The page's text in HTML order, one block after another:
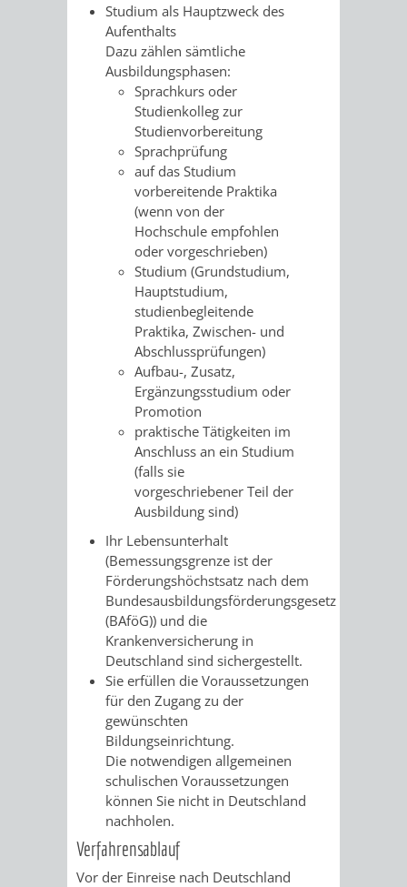
AMTLICHE
BEKANNTMACHUNGEN
WAHLEN
/
ABSTIMMUNGEN
KOMMUNALE
STEUERN
2022
STADTWEGWEISER
ÄMTER
&
BEHÖRDEN
EINRICHTUNGEN
IN
DER
STADT
VERKEHR
VERKEHRSINFORMATIONEN
BAHNVERKEHR
BUSVERKEHRRUFTAXI
Studium als Hauptzweck des
Aufenthalts
Dazu zählen sämtliche
Ausbildungsphasen:
Sprachkurs oder
Studienkolleg zur
Studienvorbereitung
Sprachprüfung
auf das Studium
vorbereitende Praktika
(wenn von der
Hochschule empfohlen
oder vorgeschrieben)
Studium (Grundstudium,
Hauptstudium,
studienbegleitende
Praktika, Zwischen- und
Abschlussprüfungen)
Aufbau-, Zusatz,
Ergänzungsstudium oder
Promotion
praktische Tätigkeiten im
Anschluss an ein Studium
(falls sie
vorgeschriebener Teil der
Ausbildung sind)
Ihr Lebensunterhalt
(Bemessungsgrenze ist der
Förderungshöchstsatz nach dem
Bundesausbildungsförderungsgesetz
(BAföG)) und die
Krankenversicherung in
Deutschland sind sichergestellt.
Sie erfüllen die Voraussetzungen
für den Zugang zu der
gewünschten
Bildungseinrichtung.
Die notwendigen allgemeinen
schulischen Voraussetzungen
können Sie nicht in Deutschland
nachholen.
Verfahrensablauf
Vor der Einreise nach Deutschland